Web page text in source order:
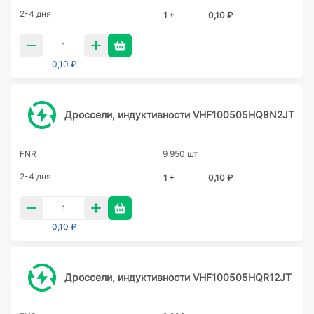
2-4 дня 1 + 0,10 ₽
0,10 ₽
Дроссели, индуктивности VHF100505HQ8N2JT
FNR 9 950 шт
2-4 дня 1 + 0,10 ₽
0,10 ₽
Дроссели, индуктивности VHF100505HQR12JT